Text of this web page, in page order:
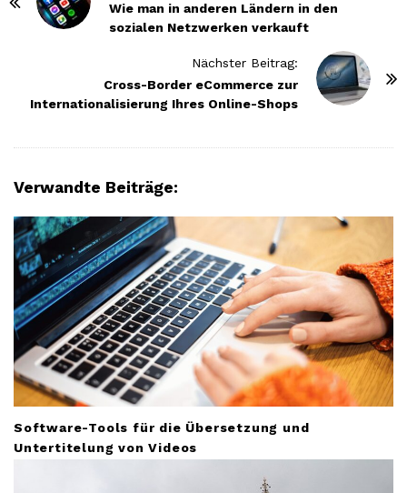
Wie man in anderen Ländern in den
sozialen Netzwerken verkauft
Nächster Beitrag:
Cross-Border eCommerce zur
Internationalisierung Ihres Online-Shops
Verwandte Beiträge:
Software-Tools für die Übersetzung und
Untertitelung von Videos